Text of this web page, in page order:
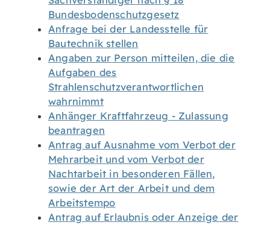
Bundesbodenschutzgesetz
Anfrage bei der Landesstelle für
Bautechnik stellen
Angaben zur Person mitteilen, die die
Aufgaben des
Strahlenschutzverantwortlichen
wahrnimmt
Anhänger Kraftfahrzeug - Zulassung
beantragen
Antrag auf Ausnahme vom Verbot der
Mehrarbeit und vom Verbot der
Nachtarbeit in besonderen Fällen,
sowie der Art der Arbeit und dem
Arbeitstempo
Antrag auf Erlaubnis oder Anzeige der